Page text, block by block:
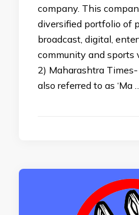
company. This
diversified portfolio of
broadcast, digital,
community and sports
2) Maharashtra
also referred to as ‘Ma …